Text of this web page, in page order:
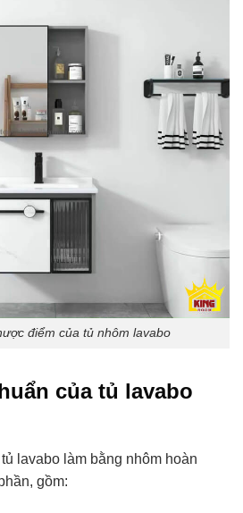
điểm của tủ nhôm lavabo
của tủ lavabo
lavabo làm bằng nhôm hoàn
gồm: